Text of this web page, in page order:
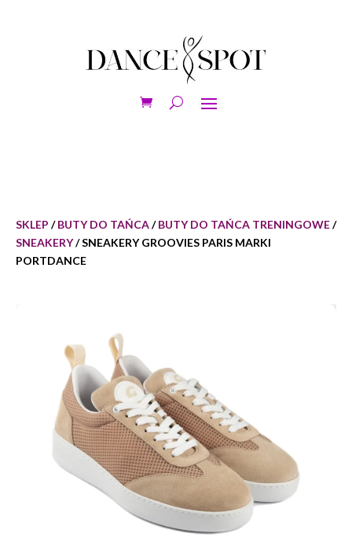
SKLEP /BUTY DO TAŃCA/BUTY DO TAŃCA TRENINGOWE/
SNEAKERY/ SNEAKERY GROOVIES PARIS MARKI
PORTDANCE